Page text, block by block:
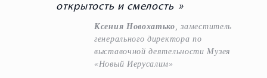
Ксения Новохатько, заместитель
генерального директора по
выставочной деятельности Музея
«Новый Иерусалим»
открытость и смелость